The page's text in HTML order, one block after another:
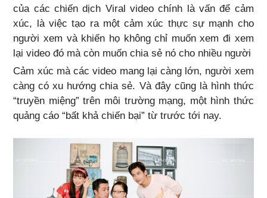
của các chiến dịch Viral video chính là vấn để cảm
xúc, là việc tạo ra một cảm xúc thực sự mạnh cho
người xem và khiến họ không chỉ muốn xem đi xem
lại video đó mà còn muốn chia sẻ nó cho nhiều người
Cảm xúc mà các video mang lại càng lớn, người xem
càng có xu hướng chia sẻ. Và đây cũng là hình thức
“truyền miệng” trên môi trường mạng, một hình thức
quảng cáo “bất khả chiến bại” từ trước tới nay.